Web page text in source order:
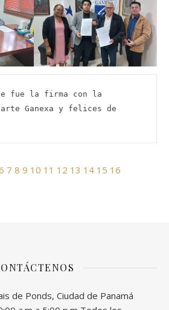
fue la firma con la
Ganexa y felices de
7 8 9 10 11 12 13 14 15 16
de Ponds, Ciudad de Panamá